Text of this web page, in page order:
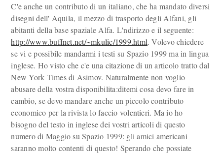
C'e anche un contributo di un italiano, che ha mandato diversi
disegni dell' Aquila, il mezzo di trasporto degli Alfani, gli
abitanti della base spaziale Alfa. L'ndirizzo e il seguente:
http://www.buffnet.net/~mkulic/1999.html. Volevo chiedere
se vi e possibile mandarmi i testi su Spazio 1999 ma in lingua
inglese. Ho visto che c'e una citazione di un articolo tratto dal
New York Times di Asimov. Naturalmente non voglio
abusare della vostra disponibilita:ditemi cosa devo fare in
cambio, se devo mandare anche un piccolo contributo
economico per la rivista lo faccio volentieri. Ma io ho
bisogno del testo in inglese dei vostri articoli di questo
numero di Maggio su Spazio 1999: gli amici americani
saranno molto contenti di questo! Sperando che possiate